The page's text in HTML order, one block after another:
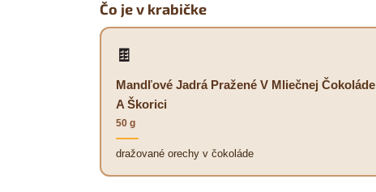
Čo je v krabičke
🍫
Mandľové Jadrá Pražené V Mliečnej Čokoláde
A Škorici
50 g
dražované orechy v čokoláde